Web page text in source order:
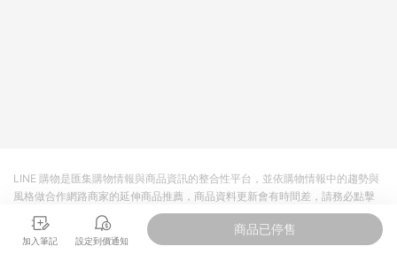
加入筆記 設定到價通知
商品已停售
LINE 購物是匯集購物情報與商品資訊的整合性平台，並依購物情報中的趨勢與
風格做合作網路商家的延伸商品推薦，商品資料更新會有時間差，請務必點擊
商品至各合作網路商家，確認現售價與購物條件，一切資訊以合作廠商網頁為
準。